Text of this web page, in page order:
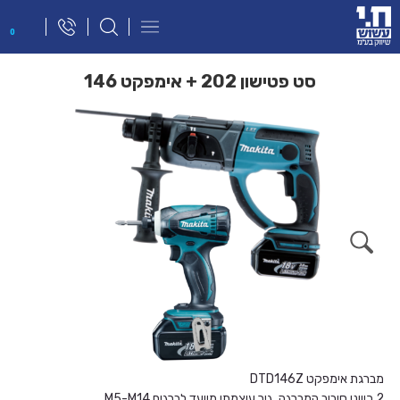
0
פתח
סט פטישון 202 + אימפקט 146
מברגת אימפקט DTD146Z